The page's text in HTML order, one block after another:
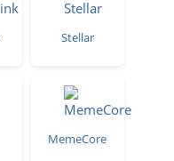
Stellar
MemeCore